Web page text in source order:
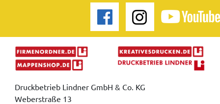
Druckbetrieb Lindner GmbH & Co. KG
Weberstraße 13